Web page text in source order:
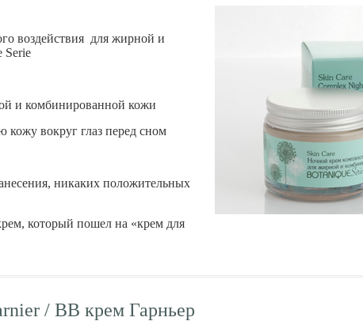
воздействия для жирной и
Serie
и комбинированной кожи
кожу вокруг глаз перед сном
никаких положительных
который пошел на «крем для
/ ВВ крем Гарньер